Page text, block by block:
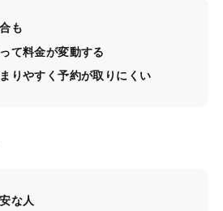
も
て料金が変動する
りやすく予約が取りにくい
な人